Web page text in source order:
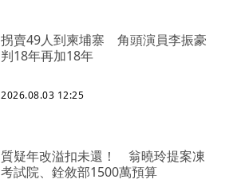
拐賣49人到柬埔寨 角頭演員李振豪
判18年再加18年
2026.08.03 12:25
質疑年改溢扣未還！ 翁曉玲提案凍
考試院、銓敘部1500萬預算